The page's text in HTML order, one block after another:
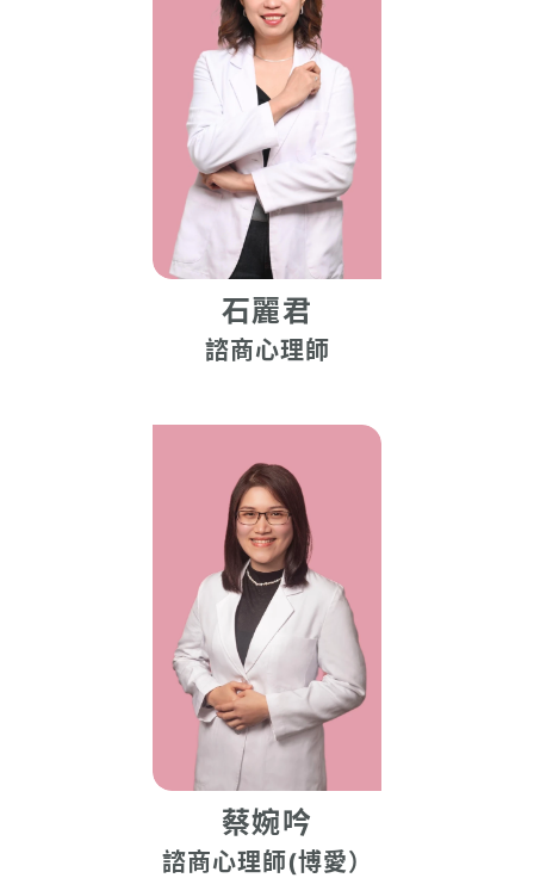
石麗君
諮商心理師
蔡婉吟
諮商心理師(博愛）